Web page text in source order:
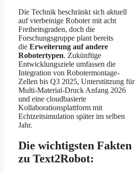
Die Technik beschränkt sich aktuell
auf vierbeinige Roboter mit acht
Freiheitsgraden, doch die
Forschungsgruppe plant bereits
die Erweiterung auf andere
Robotertypen. Zukünftige
Entwicklungsziele umfassen die
Integration von Robotermontage-
Zellen bis Q3 2025, Unterstützung für
Multi-Material-Druck Anfang 2026
und eine cloudbasierte
Kollaborationsplattform mit
Echtzeitsimulation später im selben
Jahr.
Die wichtigsten Fakten
zu Text2Robot: